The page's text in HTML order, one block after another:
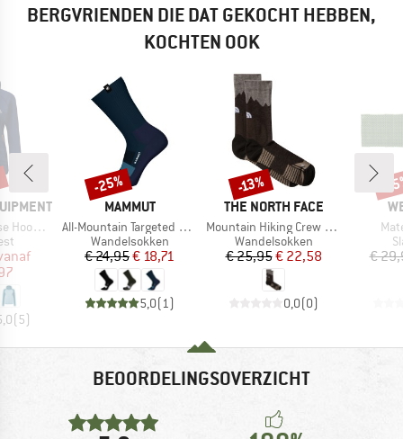
BERGVRIENDEN DIE DAT GEKOCHT HEBBEN,
KOCHTEN OOK
Jacket
prijs
(5)
MERK
MAMMUT
Artikel
All-Mountain Targeted Cushion Merino Crew
Productgroep
Wandelsokken
Prijs
€ 24,95Verlaagde prijs
€ 18,71
5,0(1 )
Korting
-25%
MERK
THE NORTH FACE
Artikel
Mountain Hiking Crew Sock
Productgroep
Wandelsokken
Prijs
€ 25,95Verlaagde prijs
€ 22,58
0,0(0)
Korting
-13%
€
-
BEOORDELINGSOVERZICHT